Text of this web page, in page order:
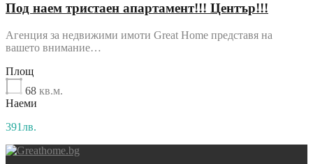
Под наем тристаен апартамент!!! Център!!!
Агенция за недвижими имоти Great Home представя на
вашето внимание…
Площ
68 кв.м.
Наеми
391лв.